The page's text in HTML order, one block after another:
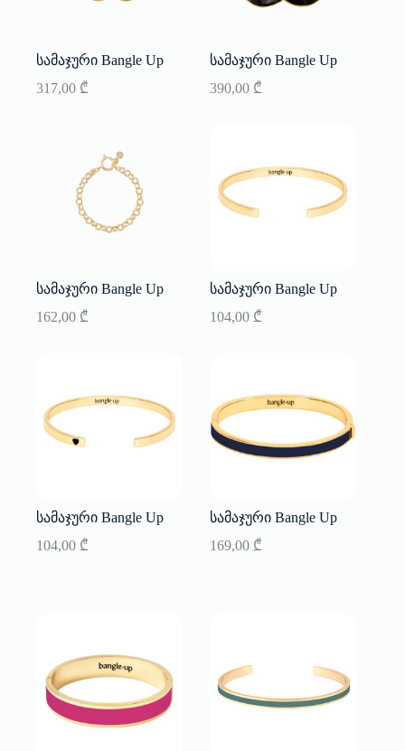
სამაჯური Bangle Up
317,00 ₾
სამაჯური Bangle Up
390,00 ₾
სამაჯური Bangle Up
162,00 ₾
სამაჯური Bangle Up
104,00 ₾
სამაჯური Bangle Up
104,00 ₾
სამაჯური Bangle Up
169,00 ₾